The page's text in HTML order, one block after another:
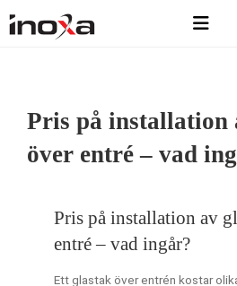
Pris på installation
över entré – vad
Pris på installation av
entré – vad ingår?
Ett glastak över entrén kostar